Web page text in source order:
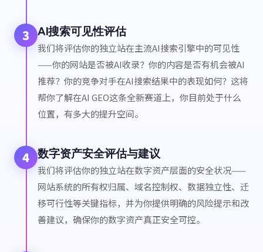
3 AI搜索可见性评估
我们将评估你的独立站在主流AI搜索引擎中的可见性
——你的网站是否被AI收录？你的内容是否有机会被AI
推荐？你的竞争对手在AI搜索结果中的表现如何？这将
帮你了解在AI GEO这条全新赛道上，你目前处于什么
位置，有多大的提升空间。
4 数字资产安全评估与建议
我们将评估你的独立站在数字资产层面的安全状况——
网站系统的所有权归属、域名控制权、数据独立性、迁
移可行性等关键指标，并为你提供明确的风险提示和改
善建议，确保你的数字资产真正安全可控。